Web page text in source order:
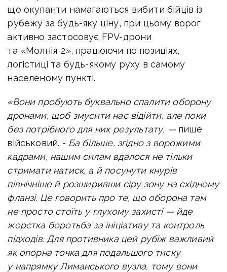
що окупанти намагаються вибити бійців із
рубежу за будь-яку ціну, при цьому ворог
активно застосовує FPV-дрони
та «Молнія-2», працюючи по позиціях,
логістиці та будь-якому руху в самому
населеному пункті.
«Вони пробують буквально спалити оборону
дронами, щоб змусити нас відійти, але поки
без потрібного для них результату, —пише
військовий. - Ба більше, згідно з ворожими
кадрами, нашим силам вдалося не тільки
стримати натиск, а й посунути кнурів
північніше й розширивши сіру зону на східному
фланзі. Це говорить про те, що оборона там
не просто стоїть у глухому захисті — йде
жорстка боротьба за ініціативу та контроль
підходів. Для противника цей рубіж важливий
як опорна точка для подальшого тиску
у напрямку Лиманського вузла, тому вони